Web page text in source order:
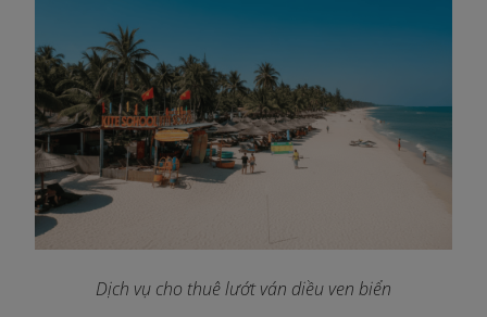
Dịch vụ cho thuê lướt ván diều ven biển